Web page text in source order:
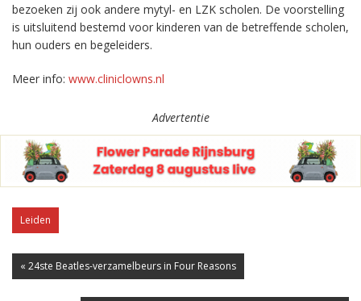
bezoeken zij ook andere mytyl- en LZK scholen. De voorstelling
is uitsluitend bestemd voor kinderen van de betreffende scholen,
hun ouders en begeleiders.
Meer info: www.cliniclowns.nl
Advertentie
Leiden
« 24ste Beatles-verzamelbeurs in Four Reasons